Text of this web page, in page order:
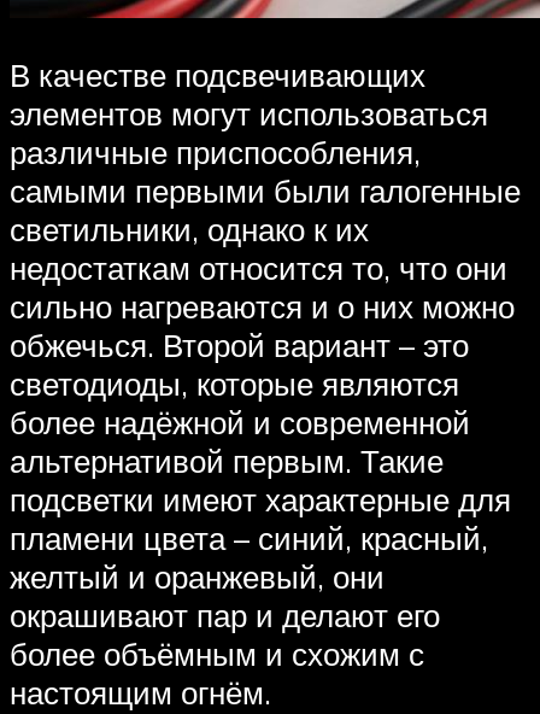
В качестве подсвечивающих
элементов могут использоваться
различные приспособления,
самыми первыми были галогенные
светильники, однако к их
недостаткам относится то, что они
сильно нагреваются и о них можно
обжечься. Второй вариант – это
светодиоды, которые являются
более надёжной и современной
альтернативой первым. Такие
подсветки имеют характерные для
пламени цвета – синий, красный,
желтый и оранжевый, они
окрашивают пар и делают его
более объёмным и схожим с
настоящим огнём.